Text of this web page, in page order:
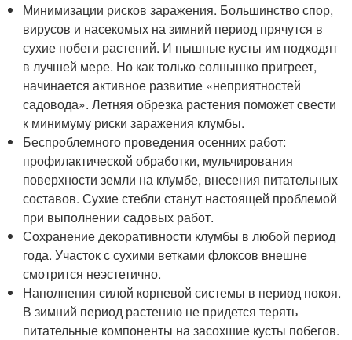
Минимизации рисков заражения. Большинство спор,
вирусов и насекомых на зимний период прячутся в
сухие побеги растений. И пышные кусты им подходят
в лучшей мере. Но как только солнышко пригреет,
начинается активное развитие «неприятностей
садовода». Летняя обрезка растения поможет свести
к минимуму риски заражения клумбы.
Беспроблемного проведения осенних работ:
профилактической обработки, мульчирования
поверхности земли на клумбе, внесения питательных
составов. Сухие стебли станут настоящей проблемой
при выполнении садовых работ.
Сохранение декоративности клумбы в любой период
года. Участок с сухими ветками флоксов внешне
смотрится неэстетично.
Наполнения силой корневой системы в период покоя.
В зимний период растению не придется терять
питательные компоненты на засохшие кусты побегов.